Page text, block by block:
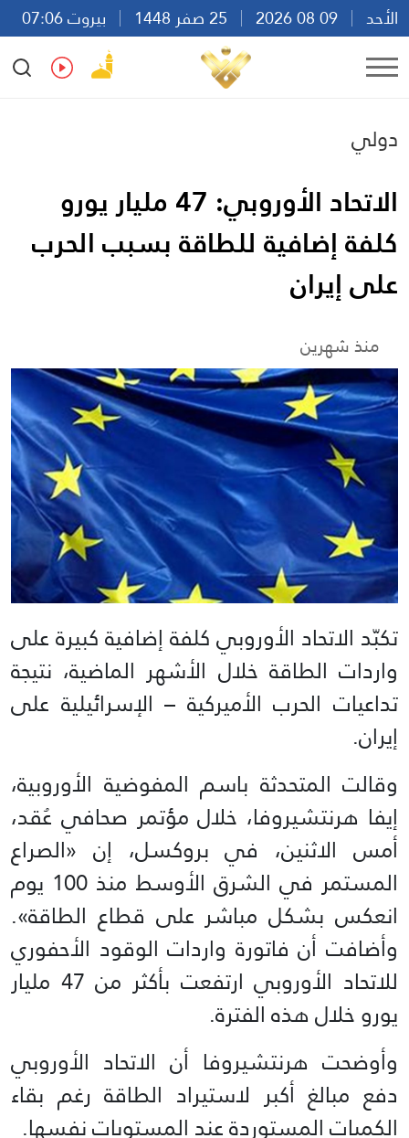
الأحد
بيروت 07:06
Ar
En Fr Es
دولي
الاتحاد الأوروبي: 47 مليار يورو
كلفة إضافية للطاقة بسبب الحرب
على إيران
منذ شهرين
تكبّد الاتحاد الأوروبي كلفة إضافية كبيرة على
واردات الطاقة خلال الأشهر الماضية، نتيجة
تداعيات الحرب الأميركية – الإسرائيلية على
إيران.
وقالت المتحدثة باسم المفوضية الأوروبية،
إيفا هرنتشيروفا، خلال مؤتمر صحافي عُقد،
أمس الاثنين، في بروكسل، إن «الصراع
المستمر في الشرق الأوسط منذ 100 يوم
انعكس بشكل مباشر على قطاع الطاقة».
وأضافت أن فاتورة واردات الوقود الأحفوري
للاتحاد الأوروبي ارتفعت بأكثر من 47 مليار
يورو خلال هذه الفترة.
وأوضحت هرنتشيروفا أن الاتحاد الأوروبي
دفع مبالغ أكبر لاستيراد الطاقة رغم بقاء
الكميات المستوردة عند المستويات نفسها.